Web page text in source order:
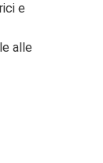
e
alle